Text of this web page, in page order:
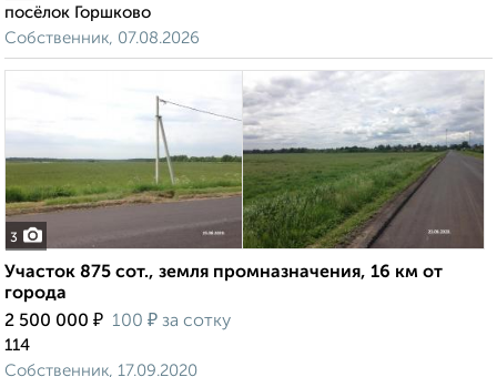
посёлок Горшково
Собственник, 07.08.2026
3
Участок 875 сот., земля промназначения, 16 км от
города
2 500 000 ₽ 100 ₽ за сотку
114
Собственник, 17.09.2020